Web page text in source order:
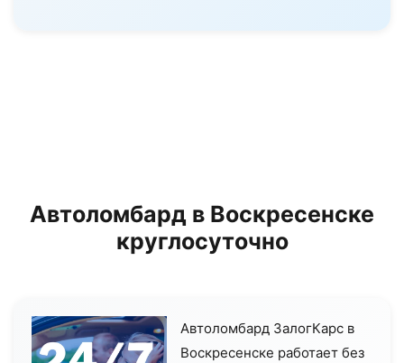
Автоломбард в Воскресенске
круглосуточно
Автоломбард ЗалогКарс в
Воскресенске работает без